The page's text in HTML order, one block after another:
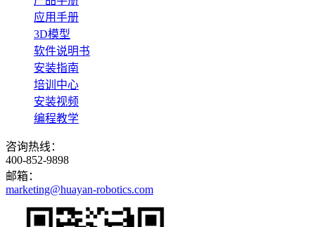
应用手册
3D模型
软件说明书
安装指南
培训中心
安装视频
编程教学
咨询热线：
400-852-9898
邮箱：
marketing@huayan-robotics.com